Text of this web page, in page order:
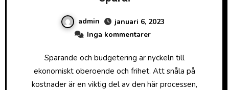
admin
januari 6, 2023
Inga kommentarer
Sparande och budgetering är nyckeln till
ekonomiskt oberoende och frihet. Att snåla på
kostnader är en viktig del av den här processen,